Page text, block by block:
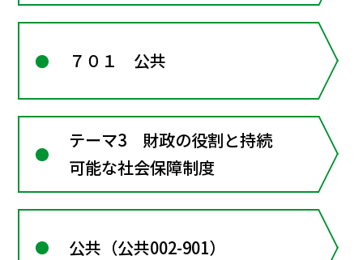
７０１ 公共
テーマ3 財政の役割と持続
可能な社会保障制度
公共（公共002-901）